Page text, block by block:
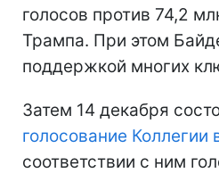
голосов против 74,2
Трампа. При этом
поддержкой многих
Затем 14 декабря
голосование
соответствии с ним